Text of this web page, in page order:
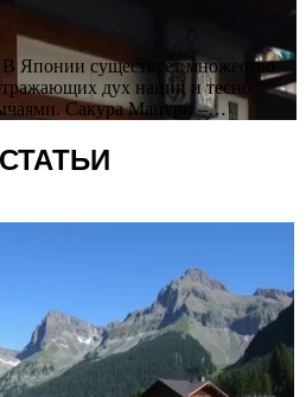
Японии существует множество
дух нации и тесно
Сакура Мацури –…